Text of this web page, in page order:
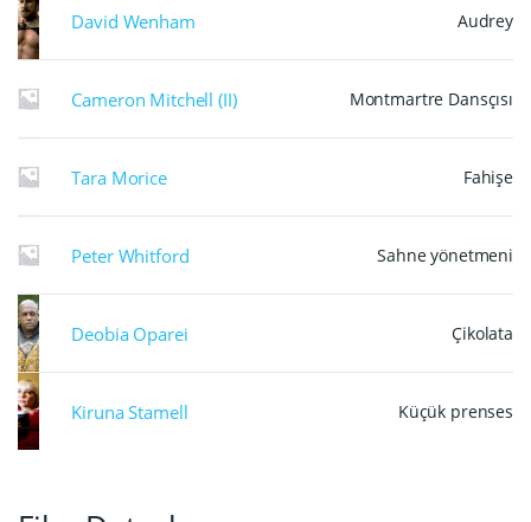
David Wenham Audrey
Cameron Mitchell (II) Montmartre Dansçısı
Tara Morice Fahişe
Peter Whitford Sahne yönetmeni
Deobia Oparei Çikolata
Kiruna Stamell Küçük prenses